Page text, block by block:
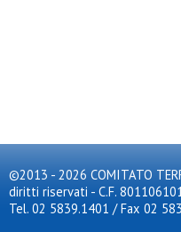
©2013 - 2026 COMITATO
diritti riservati - C.F.
Tel. 02 5839.1401 / Fax 02